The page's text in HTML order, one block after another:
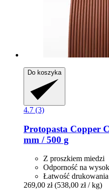
Do koszyka
4.7 (3)
Protopasta Copper
mm / 500 g
Z proszkiem miedzi
Odporność na
Łatwość drukowania
269,00 zł (538,00 zł / kg)